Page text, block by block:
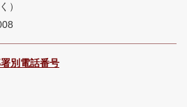
）
別電話番号